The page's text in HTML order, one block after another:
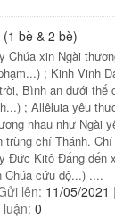
(1 bè & 2 bè)
Chúa xin Ngài
; Kinh Vinh
Bình an dưới thế
; Allêluia yêu
nhau như Ngài
trùng chí Thánh.
Đức Kitô Đấng đến
Chúa cứu độ...) ....
lên: 11/05/2021 |
0